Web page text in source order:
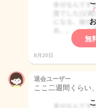
無
8月20日
退会ユーザー
ここ二週間くらい